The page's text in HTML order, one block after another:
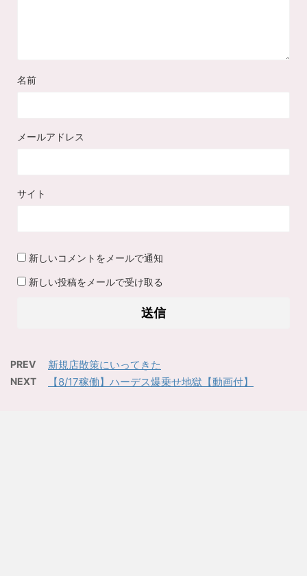
名前
メールアドレス
サイト
新しいコメントをメールで通知
新しい投稿をメールで受け取る
PREV 新規店散策にいってきた
NEXT 【8/17稼働】ハーデス爆乗せ地獄【動画付】